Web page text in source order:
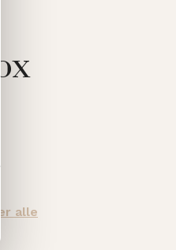
alle